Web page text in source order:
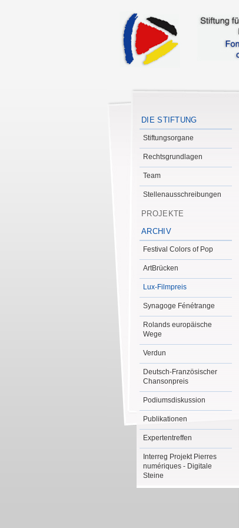
DIE STIFTUNG
Stiftungsorgane
Rechtsgrundlagen
Team
Stellenausschreibungen
PROJEKTE
ARCHIV
Festival Colors of Pop
ArtBrücken
Lux-Filmpreis
Synagoge Fénétrange
Rolands europäische
Wege
Verdun
Deutsch-Französischer
Chansonpreis
Podiumsdiskussion
Publikationen
Expertentreffen
Interreg Projekt Pierres
numériques - Digitale
Steine